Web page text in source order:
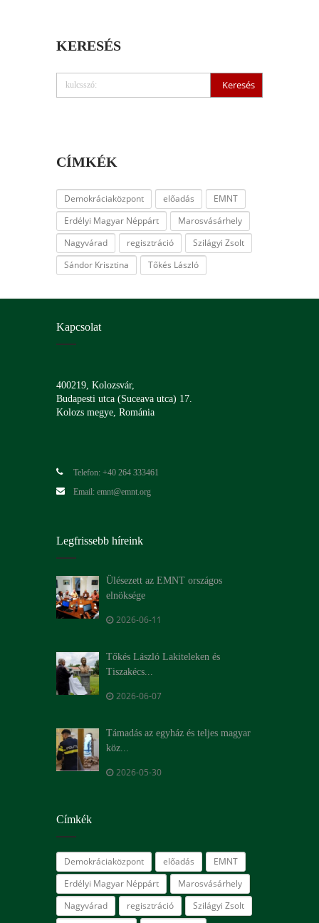
KERESÉS
CÍMKÉK
Demokráciaközpont előadás
EMNT
Erdélyi Magyar Néppárt
Marosvásárhely
Nagyvárad
regisztráció
Szilágyi Zsolt
Sándor Krisztina
Tőkés László
Kapcsolat
400219, Kolozsvár,
Budapesti utca (Suceava utca) 17.
Kolozs megye, Románia
Telefon: +40 264 333461
Email: emnt@emnt.org
Legfrissebb híreink
Ülésezett az EMNT országos
elnöksége
2026-06-11
Tőkés László Lakiteleken és
Tiszakécs...
2026-06-07
Támadás az egyház és teljes magyar
köz...
2026-05-30
Címkék
Demokráciaközpont előadás
EMNT
Erdélyi Magyar Néppárt
Marosvásárhely
Nagyvárad
regisztráció
Szilágyi Zsolt